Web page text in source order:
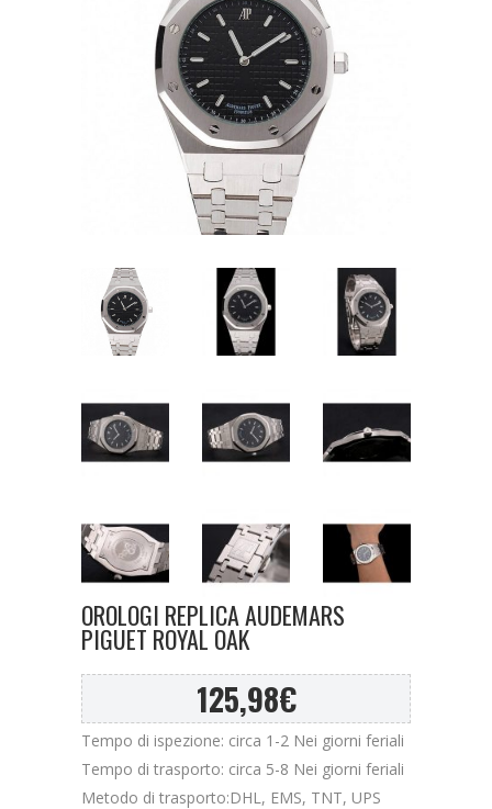
OROLOGI REPLICA AUDEMARS
PIGUET ROYAL OAK
125,98€
Tempo di ispezione: circa 1-2 Nei giorni feriali
Tempo di trasporto: circa 5-8 Nei giorni feriali
Metodo di trasporto:DHL, EMS, TNT, UPS